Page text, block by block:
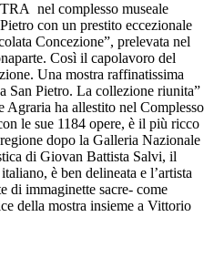
nel complesso museale
con un prestito eccezionale
Concezione”, prelevata nel
Così il capolavoro del
Una mostra raffinatissima
San Pietro. La collezione riunita”
Agraria ha allestito nel Complesso
le sue 1184 opere, è il più ricco
dopo la Galleria Nazionale
di Giovan Battista Salvi, il
è ben delineata e l’artista
di immaginette sacre- come
della mostra insieme a Vittorio